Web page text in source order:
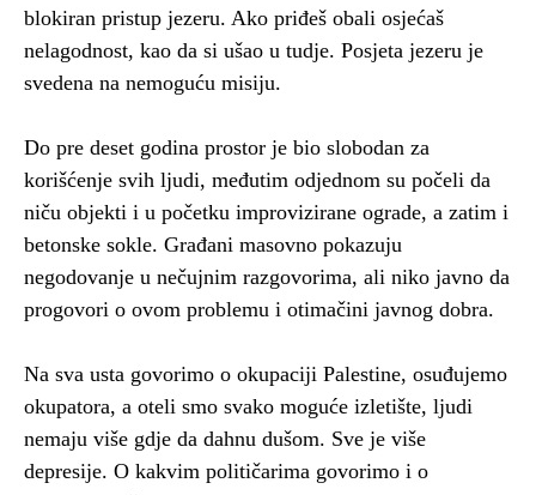
blokiran pristup jezeru. Ako priđeš obali osjećaš
nelagodnost, kao da si ušao u tudje. Posjeta jezeru je
svedena na nemoguću misiju.
Do pre deset godina prostor je bio slobodan za
korišćenje svih ljudi, međutim odjednom su počeli da
niču objekti i u početku improvizirane ograde, a zatim i
betonske sokle. Građani masovno pokazuju
negodovanje u nečujnim razgovorima, ali niko javno da
progovori o ovom problemu i otimačini javnog dobra.
Na sva usta govorimo o okupaciji Palestine, osuđujemo
okupatora, a oteli smo svako moguće izletište, ljudi
nemaju više gdje da dahnu dušom. Sve je više
depresije. O kakvim političarima govorimo i o